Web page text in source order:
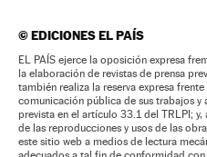
©EDICIONES EL PAÍS
EL PAÍS ejerce la oposición expresa
la elaboración de revistas de prensa
también realiza la reserva expresa
comunicación pública de sus trabajos y
prevista en el artículo 33.1 del TRLPI; y,
de las reproducciones y usos de las
este sitio web a medios de lectura